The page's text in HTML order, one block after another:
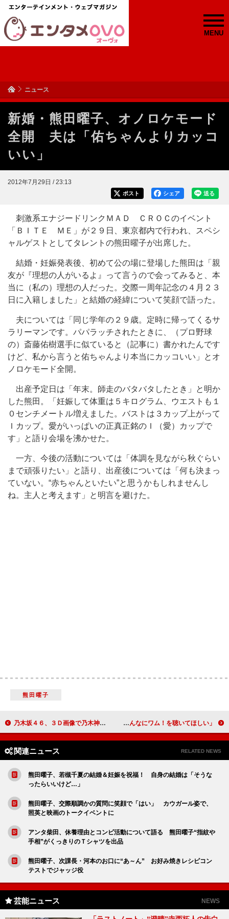
MENU
ニュース
新婚・熊田曜子、オノロケモード
全開 夫は「佑ちゃんよりカッコ
いい」
2012年7月29日 / 23:13
送る
シェア
ポスト
刺激系エナジードリンクＭＡＤ ＣＲＯＣのイベント
「ＢＩＴＥ ＭＥ」が２９日、東京都内で行われ、スペシ
ャルゲストとしてタレントの熊田曜子が出席した。
結婚・妊娠発表後、初めて公の場に登場した熊田は「親
友が『理想の人がいるよ』って言うので会ってみると、本
当に（私の）理想の人だった。交際一周年記念の４月２３
日に入籍しました」と結婚の経緯について笑顔で語った。
夫については「同じ学年の２９歳。定時に帰ってくるサ
ラリーマンです。パパラッチされたときに、（プロ野球
の）斎藤佑樹選手に似ていると（記事に）書かれたんです
けど、私から言うと佑ちゃんより本当にカッコいい」とオ
ノロケモード全開。
出産予定日は「年末。師走のバタバタしたとき」と明か
した熊田。「妊娠して体重は５キログラム、ウエストも１
０センチメートル増えました。バストは３カップ上がって
Ｉカップ。愛がいっぱいの正真正銘のＩ（愛）カップで
す」と語り会場を沸かせた。
一方、今後の活動については「体調を見ながら秋ぐらい
まで頑張りたい」と語り、出産後については「何も決まっ
ていない。“赤ちゃんといたい”と思うかもしれませんし
ね。主人と考えます」と明言を避けた。
熊田曜子
乃木坂４６、３Ｄ画像で乃木神社に出現 “分身”にそれぞれの思いを託す！？ 高嶋政宏とクリス松村が８０年代の洋楽を語る クリス「男子体操のみんなにワム！を聴いてほしい」
関連ニュース RELATED NEWS
熊田曜子、若槻千夏の結婚＆妊娠を祝福！ 自身の結婚は「そうな
ったらいいけど…」
熊田曜子、交際順調かの質問に笑顔で「はい」 カウガール姿で、
照英と映画のトークイベントに
アンタ柴田、休養理由とコンビ活動について語る 熊田曜子“指紋や
手相”がくっきりのＴシャツを出品
熊田曜子、次課長・河本のお口に“あ～ん” お好み焼きレシピコン
テストでジャッジ役
芸能ニュース NEWS